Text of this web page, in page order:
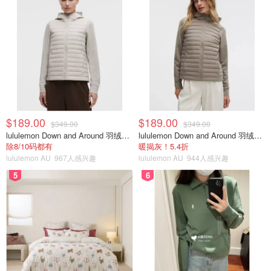
$189.00 $349.00
lululemon Down and Around 羽绒夹克
除8/10码都有
lululemon AU 967人感兴趣
$189.00 $349.00
lululemon Down and Around 羽绒夹克
暖揭灰！5.4折
lululemon AU 944人感兴趣
5 6